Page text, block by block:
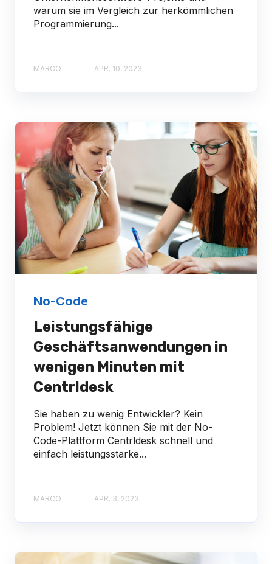
warum sie im Vergleich zur herkömmlichen
Programmierung...
MARCO APR. 10, 2023
No-Code
Leistungsfähige
Geschäftsanwendungen in
wenigen Minuten mit
Centrldesk
Sie haben zu wenig Entwickler? Kein
Problem! Jetzt können Sie mit der No-
Code-Plattform Centrldesk schnell und
einfach leistungsstarke...
MARCO APR. 3, 2023